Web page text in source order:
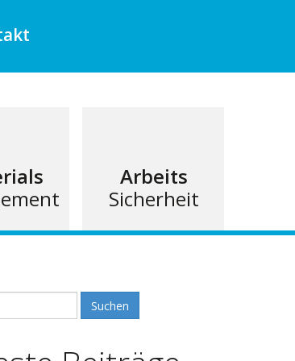
Arbeits
Sicherheit